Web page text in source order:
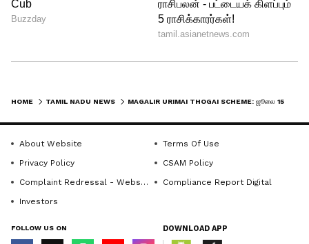
தொடர்பான தகவல்களை உடனுக்குடன்
தெரிந்து கொள்ள முடியும். புதியதாக
உரிய ஆவணங்களுடன் விண்ணப்பிக்க
வேண்டும்.
5
HOME TAMIL NADU NEWS
About Website
Terms Of Use
Privacy Policy
CSAM Policy
Complaint Redressal - Website
Compliance Report Digital
Investors
FOLLOW US ON DOWNLOAD APP